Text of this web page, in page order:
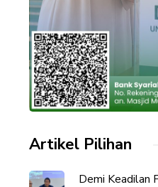
Artikel Pilihan
Demi Keadilan